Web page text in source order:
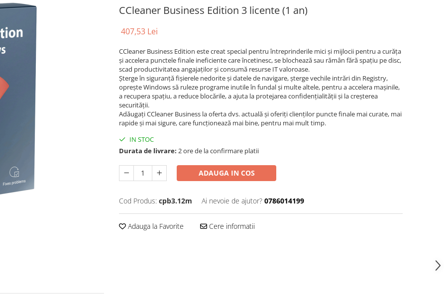
CCleaner Business Edition 3 licente (1 an)
407,53 Lei
CCleaner Business Edition este creat special pentru întreprinderile mici și mijlocii pentru a curăța
și accelera punctele finale ineficiente care încetinesc, se blochează sau rămân fără spațiu pe disc,
scad productivitatea angajaților și consumă resurse IT valoroase.
Șterge în siguranță fișierele nedorite și datele de navigare, șterge vechile intrări din Registry,
oprește Windows să ruleze programe inutile în fundal și multe altele, pentru a accelera mașinile,
a recupera spațiu, a reduce blocările, a ajuta la protejarea confidențialității și la creșterea
securității.
Adăugați CCleaner Business la oferta dvs. actuală și oferiți clienților puncte finale mai curate, mai
rapide și mai sigure, care funcționează mai bine, pentru mai mult timp.
IN STOC
Durata de livrare: 2 ore de la confirmare platii
ADAUGA IN COS
Cod Produs: cpb3.12m Ai nevoie de ajutor? 0786014199
Adauga la Favorite Cere informatii